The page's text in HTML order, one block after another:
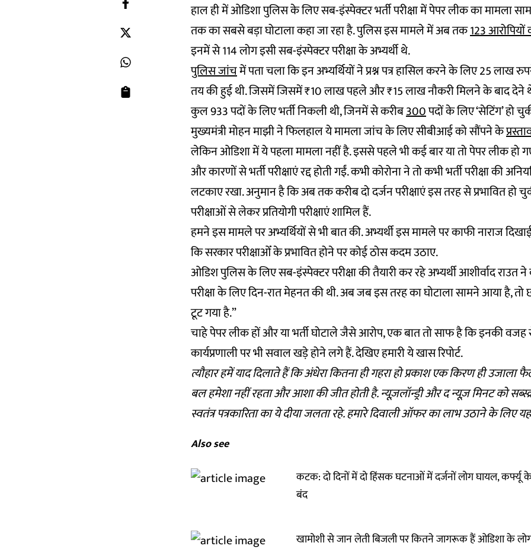
हाल ही में ओडिशा पुलिस के लिए सब-इंस्पेक्टर भर्ती परीक्षा में पेपर लीक का मामला
तक का सबसे बड़ा घोटाला कहा जा रहा है. पुलिस इस मामले में अब तक123
इनमें से 114 लोग इसी सब-इंस्पेक्टर परीक्षा के अभ्यर्थी थे.
पुलिस जांचमें पता चला कि इन अभ्यर्थियों ने प्रश्न पत्र हासिल करने के लिए 25 लाख
तय की हुई थी. जिसमें जिसमें ₹10 लाख पहले और ₹15 लाख नौकरी मिलने के बाद देने
कुल 933 पदों के लिए भर्ती निकली थी, जिनमें से करीब300पदों के लिए ‘सेटिंग’ हो
मुख्यमंत्री मोहन माझी ने फिलहाल ये मामला जांच के लिए सीबीआई को सौंपने के
लेकिन ओडिशा में ये पहला मामला नहीं है. इससे पहले भी कई बार या तो पेपर लीक हो
और कारणों से भर्ती परीक्षाएं रद्द होती गईं. कभी कोरोना ने तो कभी भर्ती परीक्षा की
लटकाए रखा. अनुमान है कि अब तक करीब दो दर्जन परीक्षाएं इस तरह से प्रभावित हो
परीक्षाओं से लेकर प्रतियोगी परीक्षाएं शामिल हैं.
हमने इस मामले पर अभ्यर्थियों से भी बात की. अभ्यर्थी इस मामले पर काफी नाराज
कि सरकार परीक्षाओँं के प्रभावित होने पर कोई ठोस कदम उठाए.
ओडिश पुलिस के लिए सब-इंस्पेक्टर परीक्षा की तैयारी कर रहे अभ्यर्थी आशीर्वादराउत
परीक्षा के लिए दिन-रात मेहनत की थी. अब जब इस तरह का घोटाला सामने आया है, तो
टूट गया है.”
चाहे पेपर लीक हों और या भर्ती घोटाले जैसे आरोप, एक बात तो साफ है कि इनकी
कार्यप्रणाली पर भी सवाल खड़े होने लगे हैं. देखिए हमारी ये खास रिपोर्ट.
त्यौहार हमें याद दिलाते हैं कि अंधेरा कितना ही गहरा हो प्रकाश एक किरण ही उजाला
बल हमेशा नहीं रहता और आशा की जीत होती है. न्यूज़लॉन्ड्री और द न्यूज़ मिनट को
स्वतंत्र पत्रकारिता का ये दीया जलता रहे. हमारे दिवाली ऑफर का लाभ उठाने के लिए
Also see
कटक: दो दिनों में दो हिंसक घटनाओं में दर्जनों लोग घायल, कर्फ्यू
बंद
खामोशी से जान लेती बिजली पर कितने जागरूक हैं ओडिशा के